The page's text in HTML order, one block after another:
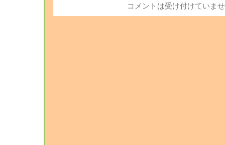
コメントは受け付けていま